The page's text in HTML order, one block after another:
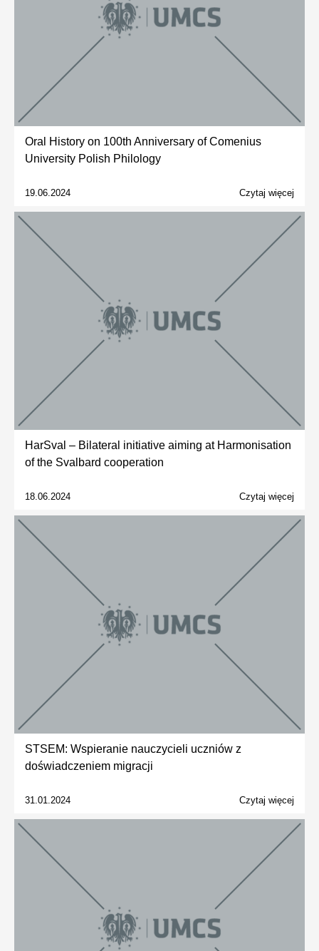
Oral History on 100th Anniversary of Comenius
University Polish Philology
19.06.2024 Czytaj więcej
HarSval – Bilateral initiative aiming at Harmonisation
of the Svalbard cooperation
18.06.2024 Czytaj więcej
STSEM: Wspieranie nauczycieli uczniów z
doświadczeniem migracji
31.01.2024 Czytaj więcej